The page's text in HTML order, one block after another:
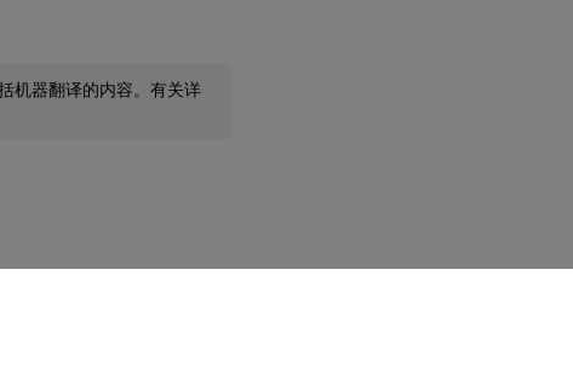
机器翻译的内容。有关详